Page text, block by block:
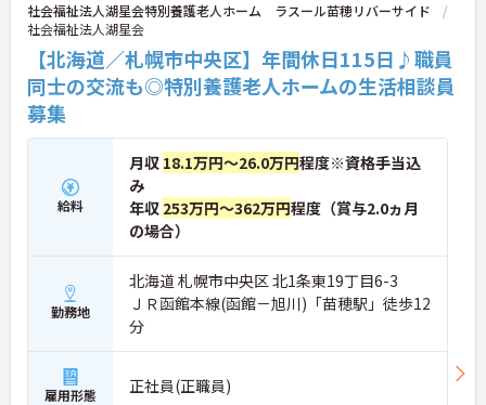
社会福祉法人湖星会特別養護老人ホーム ラスール苗穂リバーサイド
社会福祉法人湖星会
【北海道／札幌市中央区】年間休日115日♪職員
同士の交流も◎特別養護老人ホームの生活相談員
募集
給料
月収 18.1万円～26.0万円程度※資格手当込
み
年収 253万円～362万円程度（賞与2.0ヵ月
の場合）
勤務地
北海道 札幌市中央区 北1条東19丁目6-3
ＪＲ函館本線(函館－旭川)「苗穂駅」徒歩12
分
雇用形態 正社員(正職員)